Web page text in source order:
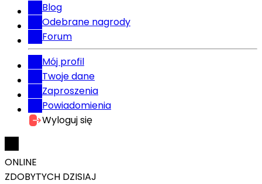
Blog
Odebrane nagrody
Forum
Mój profil
Twoje dane
Zaproszenia
Powiadomienia
Wyloguj się
ONLINE
ZDOBYTYCH DZISIAJ